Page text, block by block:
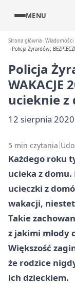
MENU
Strona główna Wiadomości
Policja Żyrardów:
Policja
WAKACJE
ucieknie
12 sierpnia 2020
5 min czytania
Każdego roku
ucieka z
ucieczki z
wakacji,
Takie
z jakimi młody
Większość
że rodzice
ich dzieckiem.